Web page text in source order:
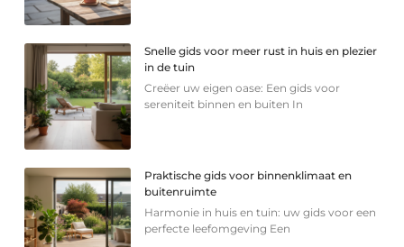
Snelle gids voor meer rust in huis en plezier
in de tuin
Creëer uw eigen oase: Een gids voor
sereniteit binnen en buiten In
Praktische gids voor binnenklimaat en
buitenruimte
Harmonie in huis en tuin: uw gids voor een
perfecte leefomgeving Een